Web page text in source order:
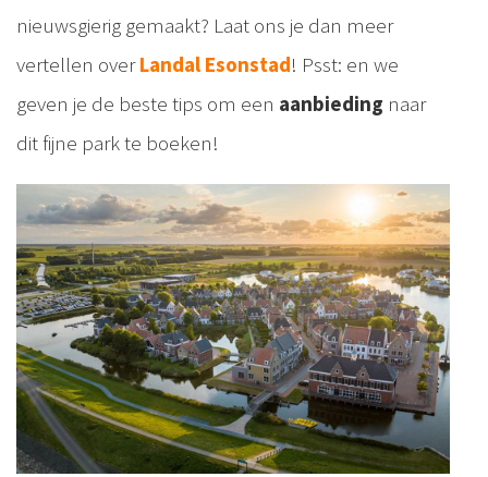
nieuwsgierig gemaakt? Laat ons je dan meer
vertellen overLandal Esonstad! Psst: en we
geven je de beste tips om een aanbieding naar
dit fijne park te boeken!